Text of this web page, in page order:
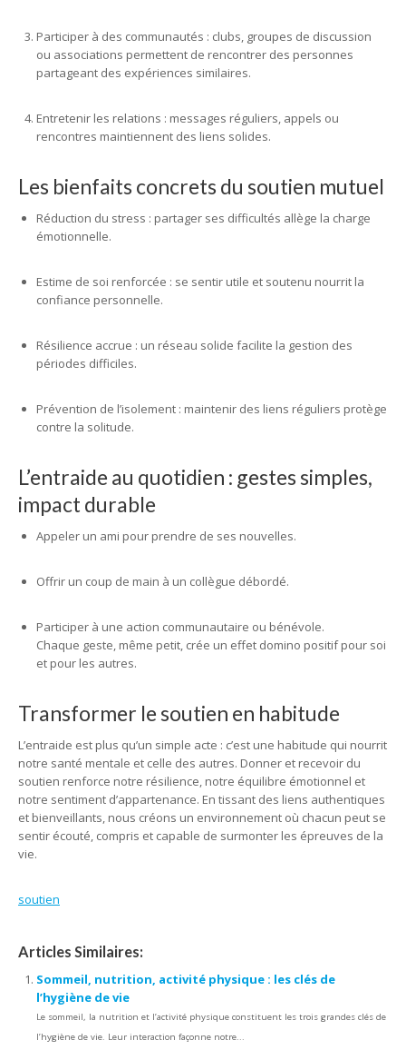
Participer à des communautés : clubs, groupes de discussion
ou associations permettent de rencontrer des personnes
partageant des expériences similaires.
Entretenir les relations : messages réguliers, appels ou
rencontres maintiennent des liens solides.
Les bienfaits concrets du soutien mutuel
Réduction du stress : partager ses difficultés allège la charge
émotionnelle.
Estime de soi renforcée : se sentir utile et soutenu nourrit la
confiance personnelle.
Résilience accrue : un réseau solide facilite la gestion des
périodes difficiles.
Prévention de l’isolement : maintenir des liens réguliers protège
contre la solitude.
L’entraide au quotidien : gestes simples,
impact durable
Appeler un ami pour prendre de ses nouvelles.
Offrir un coup de main à un collègue débordé.
Participer à une action communautaire ou bénévole.
Chaque geste, même petit, crée un effet domino positif pour soi
et pour les autres.
Transformer le soutien en habitude
L’entraide est plus qu’un simple acte : c’est une habitude qui nourrit
notre santé mentale et celle des autres. Donner et recevoir du
soutien renforce notre résilience, notre équilibre émotionnel et
notre sentiment d’appartenance. En tissant des liens authentiques
et bienveillants, nous créons un environnement où chacun peut se
sentir écouté, compris et capable de surmonter les épreuves de la
vie.
soutien
Articles Similaires:
Sommeil, nutrition, activité physique : les clés de
l’hygiène de vie
Le sommeil, la nutrition et l’activité physique constituent les trois grandes clés de
l’hygiène de vie. Leur interaction façonne notre...